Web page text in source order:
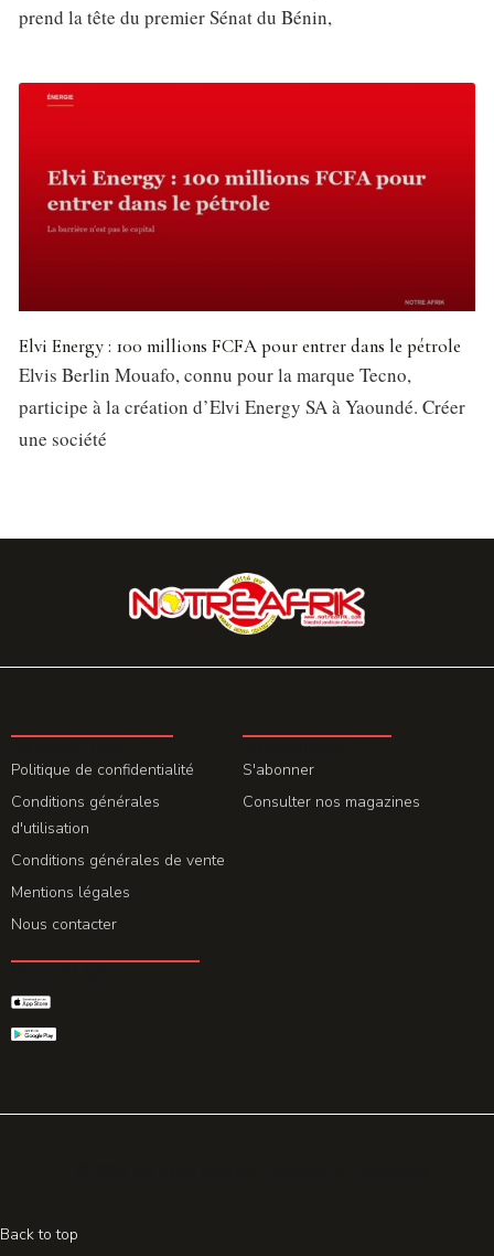
prend la tête du premier Sénat du Bénin,
Elvi Energy : 100 millions FCFA pour entrer dans le pétrole
Elvis Berlin Mouafo, connu pour la marque Tecno,
participe à la création d’Elvi Energy SA à Yaoundé. Créer
une société
Politique de confidentialité
Conditions générales
d'utilisation
Conditions générales de vente
Mentions légales
Nous contacter
S'abonner
Consulter nos magazines
Back to top